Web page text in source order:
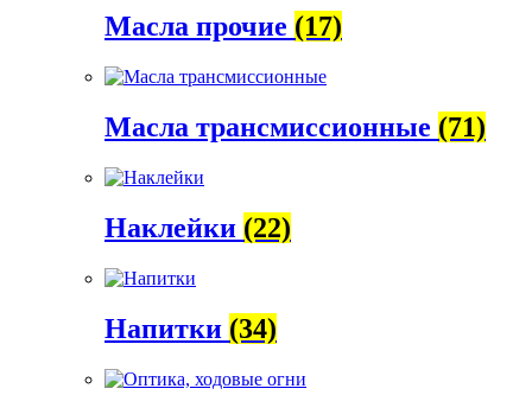
Масла прочие (17)
Масла трансмиссионные (71)
Наклейки (22)
Напитки (34)